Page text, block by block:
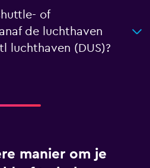
of
de luchthaven
luchthaven (DUS)?
manier om je